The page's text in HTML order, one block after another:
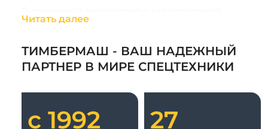
головкой часто используется в северных
лесных массивах. Его главное преимущество
— высокая проходимость и равномерное
давление на грунт, обеспечиваемые широкой
позволяет эффективно работать при любой
почву.
Читать далее
ТИМБЕРМАШ - ВАШ НАДЕЖНЫЙ
ПАРТНЕР В МИРЕ СПЕЦТЕХНИКИ
с 1992 27